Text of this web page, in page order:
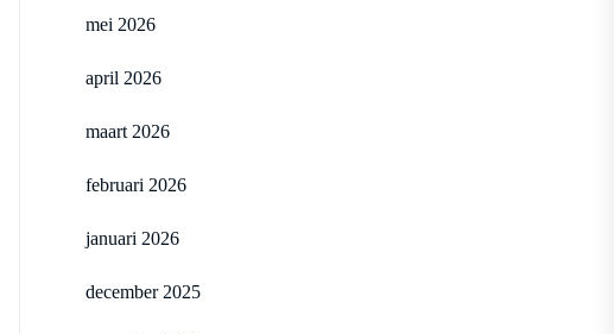
mei 2026
april 2026
maart 2026
februari 2026
januari 2026
december 2025